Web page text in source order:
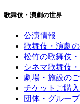
歌舞伎・演劇の世界
公演情報
歌舞伎・演劇
松竹の歌舞伎
シネマ歌舞伎
劇場・施設の
チケットご購
団体・グルー